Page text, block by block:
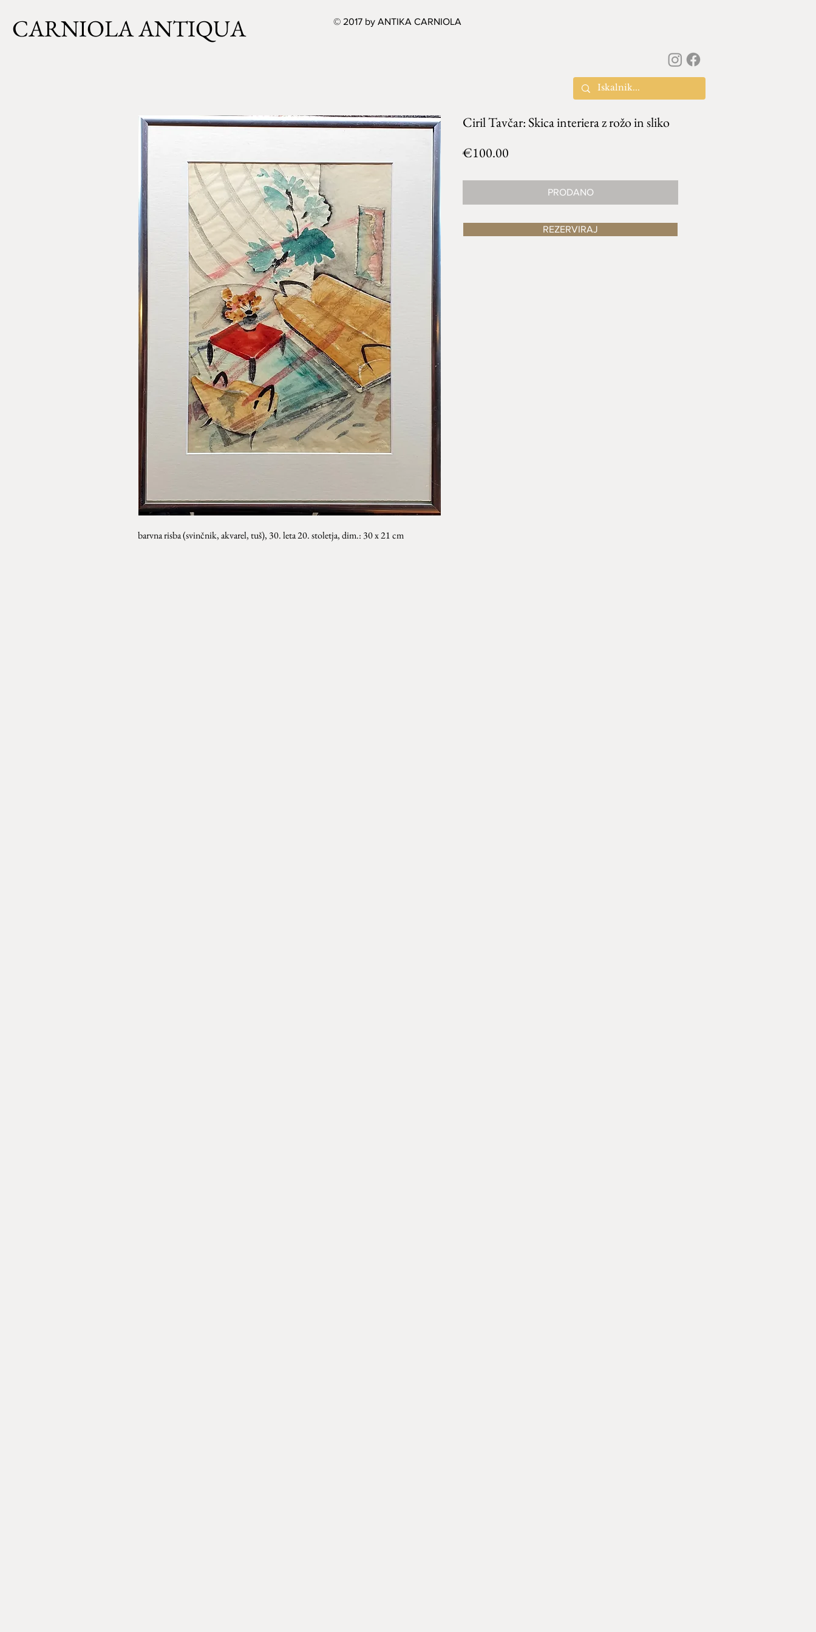
CARNIOLA ANTIQUA © 2017 by ANTIKA CARNIOLA
barvna risba (svinčnik, akvarel, tuš), 30. leta 20. stoletja,dim.: 30 x 21 cm
Ciril Tavčar: Skica interiera z rožo in sliko
€100.00
PRODANO
REZERVIRAJ